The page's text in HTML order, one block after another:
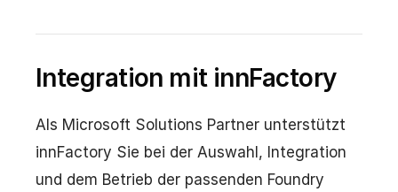
Integration mit innFactory
Als Microsoft Solutions Partner unterstützt
innFactory Sie bei der Auswahl, Integration
und dem Betrieb der passenden Foundry